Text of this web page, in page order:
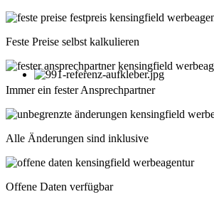
Feste Preise selbst kalkulieren
Immer ein fester Ansprechpartner
Alle Änderungen sind inklusive
Offene Daten verfügbar